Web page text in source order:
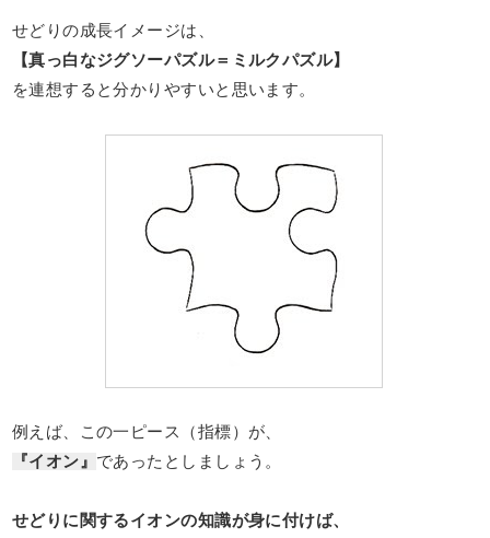
せどりの成長イメージは、
【真っ白なジグソーパズル＝ミルクパズル】
を連想すると分かりやすいと思います。
例えば、この一ピース（指標）が、
『イオン』 であったとしましょう。
せどりに関するイオンの知識が身に付けば、